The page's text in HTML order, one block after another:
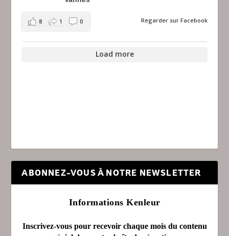
Regarder sur Facebook
8 1 0
Load more
ABONNEZ-VOUS À NOTRE NEWSLETTER
Informations Kenleur
Inscrivez-vous pour recevoir chaque mois du contenu